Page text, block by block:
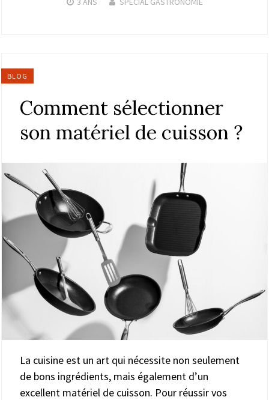
BLOG
Comment sélectionner
son matériel de cuisson ?
La cuisine est un art qui nécessite non seulement
de bons ingrédients, mais également d’un
excellent matériel de cuisson. Pour réussir vos